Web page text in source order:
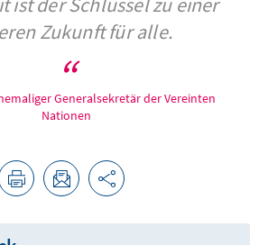
Zukunft für alle.
Generalsekretär der Vereinten
Nationen